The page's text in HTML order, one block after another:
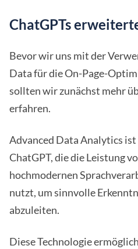
ChatGPTs
Bevor wir uns mit der
Data für die On-Page-
sollten wir zunächst mehr
erfahren.
Advanced Data Analytics
ChatGPT, die die Leistung
hochmodernen
nutzt, um sinnvolle
abzuleiten.
Diese Technologie